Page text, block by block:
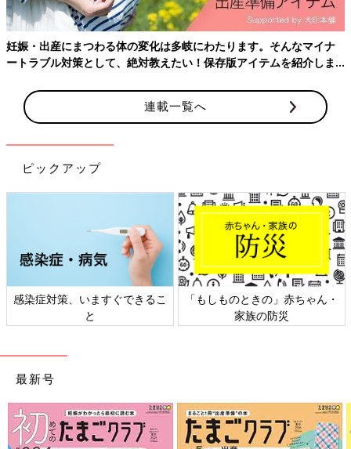
妊娠・出産にまつわる体の変化は多岐にわたります。そんなマイナ
ートラブル対策として、絶対教えたい！保存版アイテムを紹介しま
連載一覧へ
ピックアップ
感染症対策、いますぐできるこ
と
「もしものときの」赤ちゃん・
家族の防災
最新号